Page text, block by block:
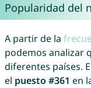
Popularidad del
A partir de la
podemos analizar
diferentes países.
el puesto #361 en